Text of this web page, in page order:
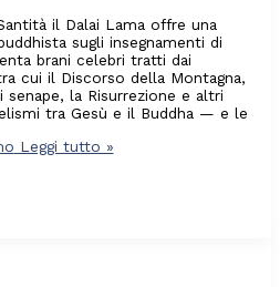
il Dalai Lama offre una
sugli insegnamenti di
brani celebri tratti dai
cui il Discorso della Montagna,
la Risurrezione e altri
tra Gesù e il Buddha — e le
Leggi tutto »